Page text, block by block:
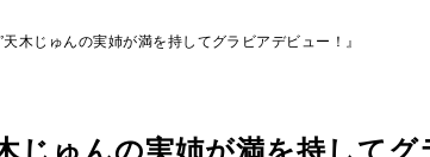
木じゅんの実姉が満を持してグラビアデビュー！』
じゅんの実姉が満を持してグ